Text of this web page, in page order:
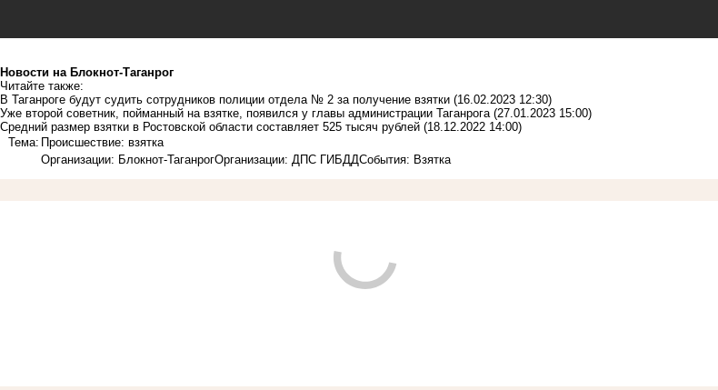
Новости на Блoкнoт-Таганрог
Читайте также:
В Таганроге будут судить сотрудников полиции отдела № 2 за получение взятки (16.02.2023 12:30)
Уже второй советник, пойманный на взятке, появился у главы администрации Таганрога (27.01.2023 15:00)
Средний размер взятки в Ростовской области составляет 525 тысяч рублей (18.12.2022 14:00)
Тема: Происшествие: взятка
Организации: Блокнот-ТаганрогОрганизации: ДПС ГИБДДСобытия: Взятка